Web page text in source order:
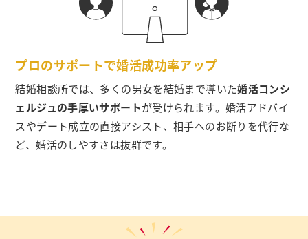
プロのサポートで婚活成功率アップ
結婚相談所では、多くの男女を結婚まで導いた婚活コンシ
ェルジュの手厚いサポートが受けられます。婚活アドバイ
スやデート成立の直接アシスト、相手へのお断りを代行な
ど、婚活のしやすさは抜群です。